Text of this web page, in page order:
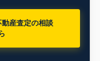
動産査定の相談